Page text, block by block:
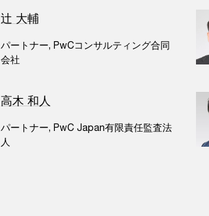
辻 大輔
パートナー, PwCコンサルティング合同
会社
高木 和人
パートナー, PwC Japan有限責任監査法
人